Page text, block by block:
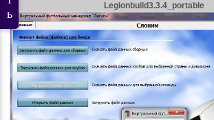
Legionbuild3.3.4_portable